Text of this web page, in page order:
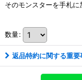
そのモンスターを手札に
数量:
返品特約に関する重要